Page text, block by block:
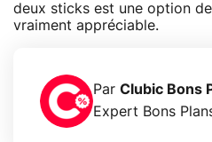
deux sticks est une option
vraiment appréciable.
Par Clubic Bons
Expert Bons